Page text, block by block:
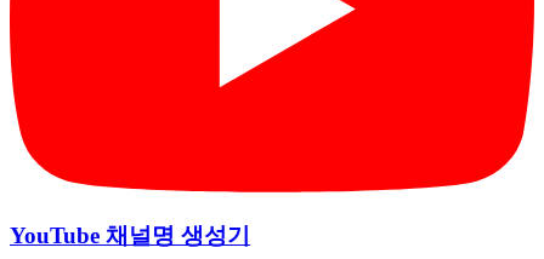
YouTube 채널명 생성기